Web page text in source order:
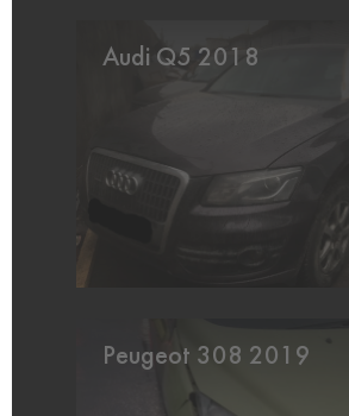
Audi Q5 2018
Peugeot 308 2019